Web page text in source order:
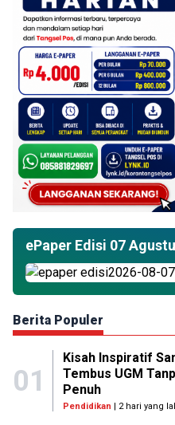
ePaper Edisi 07
Berita Populer
01
Kisah Inspiratif
Tembus UGM
Penuh
Pendidikan | 2 hari yang